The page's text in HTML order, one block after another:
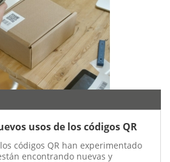
usos de los códigos QR
códigos QR han experimentado
encontrando nuevas y